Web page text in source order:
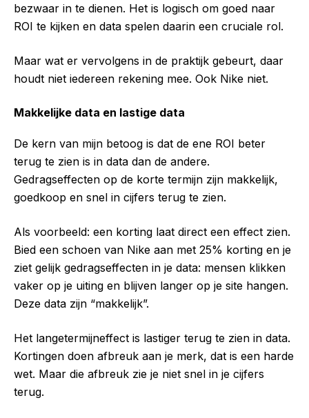
bezwaar in te dienen. Het is logisch om goed naar
ROI te kijken en data spelen daarin een cruciale rol.
Maar wat er vervolgens in de praktijk gebeurt, daar
houdt niet iedereen rekening mee. Ook Nike niet.
Makkelijke data en lastige data
De kern van mijn betoog is dat de ene ROI beter
terug te zien is in data dan de andere.
Gedragseffecten op de korte termijn zijn makkelijk,
goedkoop en snel in cijfers terug te zien.
Als voorbeeld: een korting laat direct een effect zien.
Bied een schoen van Nike aan met 25% korting en je
ziet gelijk gedragseffecten in je data: mensen klikken
vaker op je uiting en blijven langer op je site hangen.
Deze data zijn “makkelijk”.
Het langetermijneffect is lastiger terug te zien in data.
Kortingen doen afbreuk aan je merk, dat is een harde
wet. Maar die afbreuk zie je niet snel in je cijfers
terug.